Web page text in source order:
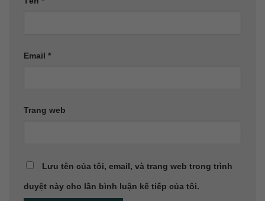
Email *
Trang web
Lưu tên của tôi, email, và trang web trong trình
duyệt này cho lần bình luận kế tiếp của tôi.